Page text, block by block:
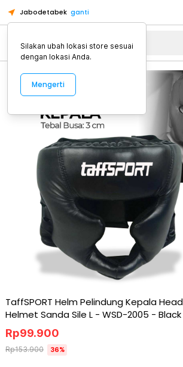
Jabodetabek ganti
Alat Kopi
TaffSPORT Helm Pelindung Kepala
Helmet Sanda Sile L - WSD-2005 - Black
Rp99.900
Rp153.900 36%
Silakan ubah lokasi store sesuai
dengan lokasi Anda.
Mengerti